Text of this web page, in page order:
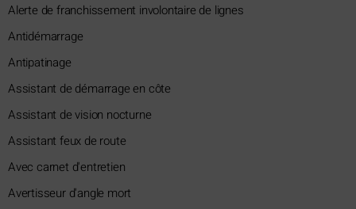
Alerte de franchissement involontaire de lignes
Antidémarrage
Antipatinage
Assistant de démarrage en côte
Assistant de vision nocturne
Assistant feux de route
Avec carnet d'entretien
Avertisseur d'angle mort